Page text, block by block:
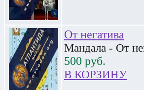
От негатива
Мандала - От
500 руб.
В КОРЗИНУ